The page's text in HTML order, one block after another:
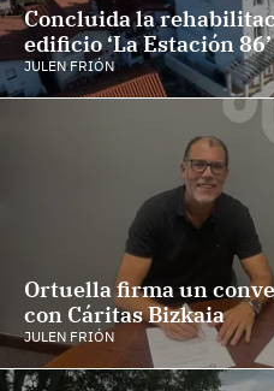
Concluida la
edificio ‘La Estación
JULEN FRIÓN
Ortuella firma un
con Cáritas Bizkaia
JULEN FRIÓN